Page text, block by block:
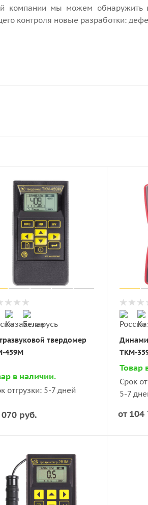
компании мы можем обнаружить
контроля новые разработки:
твердомер
459М
в наличии.
отгрузки: 5-7 дней
руб.
ТКМ-
Товар
Срок
5-7
от104